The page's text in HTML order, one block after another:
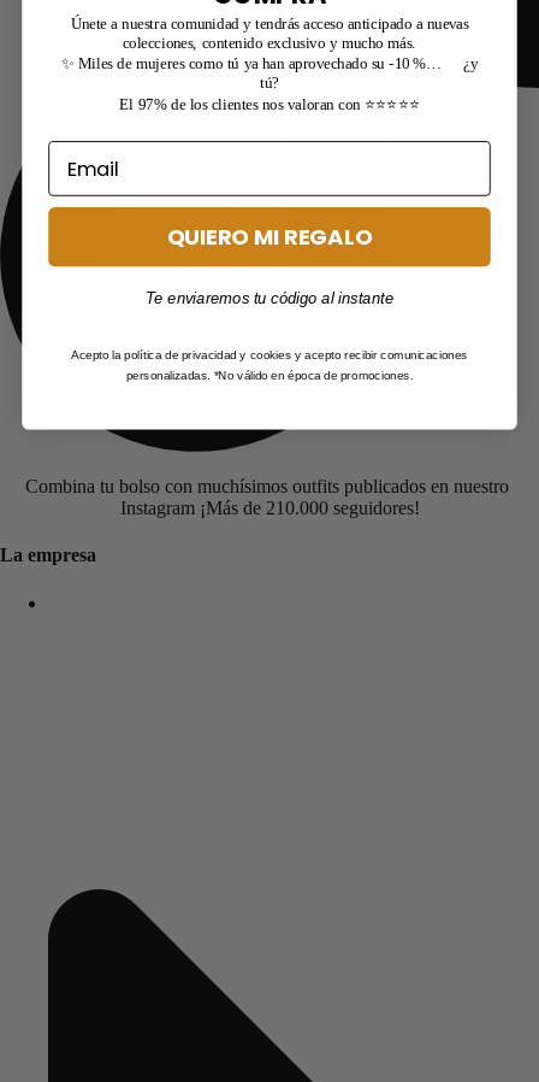
Combina tu bolso con muchísimos outfits publicados en nuestro
Instagram ¡Más de 210.000 seguidores!
La empresa
Únete a nuestra comunidad y tendrás acceso anticipado a nuevas
colecciones, contenido exclusivo y mucho más.
✨ Miles de mujeres como tú ya han aprovechado su -10 %… ¿y
tú?
El 97% de los clientes nos valoran con ⭐⭐⭐⭐⭐
QUIERO MI REGALO
Te enviaremos tu código al instante
Acepto la política de privacidad y cookies y acepto recibir comunicaciones
personalizadas. *No válido en época de promociones.